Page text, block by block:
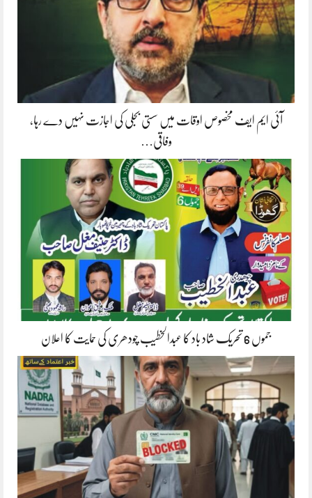
آئی ایم ایف مخصوص اوقات میں سستی بجلی کی اجازت نہیں دے رہا،
وفاقی…
جموں 6 تحریک شاد باد کا عبدالخطیب چودھری کی حمایت کا اعلان